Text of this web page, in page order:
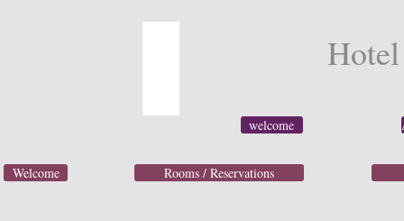
Welcome Rooms / Reservations
welcome